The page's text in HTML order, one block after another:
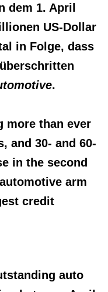
dem 1. April
US-Dollar
in Folge, dass
.
more than ever
and 30- and 60-
in the second
arm
credit
auto